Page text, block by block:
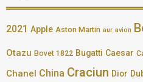
2021 Apple Aston Martin aur avion
Otazu Bovet 1822 Bugatti Caesar
Chanel China Craciun Dior